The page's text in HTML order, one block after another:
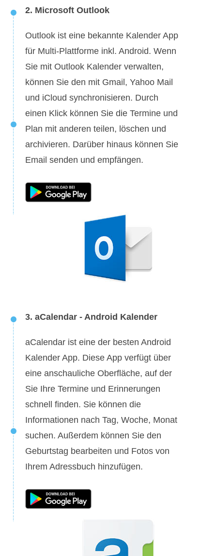
2. Microsoft Outlook
Outlook ist eine bekannte Kalender App
für Multi-Plattforme inkl. Android. Wenn
Sie mit Outlook Kalender verwalten,
können Sie den mit Gmail, Yahoo Mail
und iCloud synchronisieren. Durch
einen Klick können Sie die Termine und
Plan mit anderen teilen, löschen und
archivieren. Darüber hinaus können Sie
Email senden und empfängen.
3. aCalendar - Android Kalender
aCalendar ist eine der besten Android
Kalender App. Diese App verfügt über
eine anschauliche Oberfläche, auf der
Sie Ihre Termine und Erinnerungen
schnell finden. Sie können die
Informationen nach Tag, Woche, Monat
suchen. Außerdem können Sie den
Geburtstag bearbeiten und Fotos von
Ihrem Adressbuch hinzufügen.